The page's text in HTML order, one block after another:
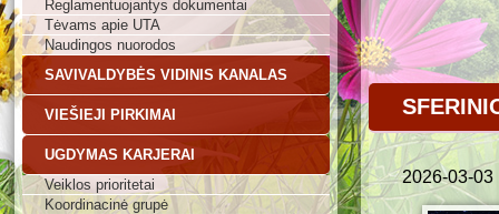
Reglamentuojantys dokumentai
Tėvams apie UTA
Naudingos nuorodos
SAVIVALDYBĖS VIDINIS KANALAS
VIEŠIEJI PIRKIMAI
UGDYMAS KARJERAI
Veiklos prioritetai
Koordinacinė grupė
2026-03-03